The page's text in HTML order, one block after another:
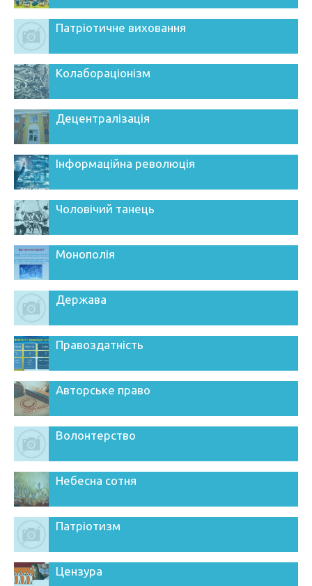
Патріотичне виховання
Колабораціонізм
Децентралізація
Інформаційна революція
Чоловічий танець
Монополія
Держава
Правоздатність
Авторське право
Волонтерство
Небесна сотня
Патріотизм
Цензура